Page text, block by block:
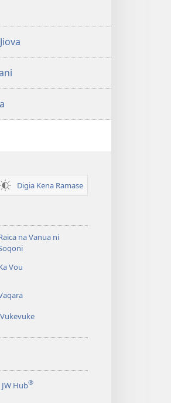
Digia Kena Ramase
na Vanua ni
Vou
JW Hub®